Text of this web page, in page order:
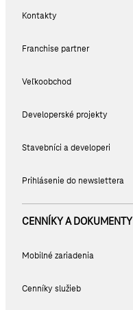
Kontakty
Franchise partner
Veľkoobchod
Developerské projekty
Stavebníci a developeri
Prihlásenie do newslettera
CENNÍKY A DOKUMENTY
Mobilné zariadenia
Cenníky služieb